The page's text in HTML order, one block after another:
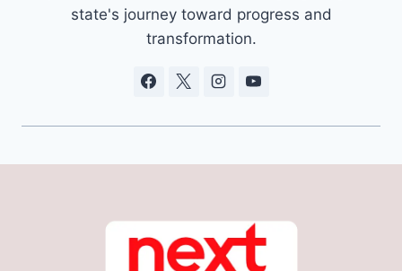
state's journey toward progress and
transformation.